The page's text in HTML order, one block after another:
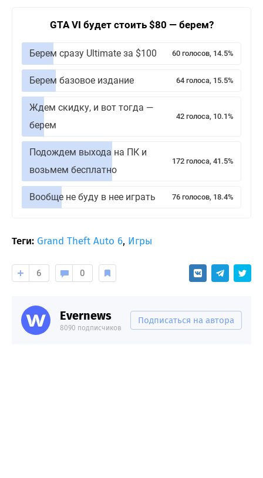
GTA VI будет стоить $80 — берем?
Берем сразу Ultimate за $100 60 голосов, 14.5%
Берем базовое издание 64 голоса, 15.5%
Ждем скидку, и вот тогда —
берем
42 голоса, 10.1%
Подождем выхода на ПК и
возьмем бесплатно
172 голоса, 41.5%
Вообще не буду в нее играть 76 голосов, 18.4%
Теги: Grand Theft Auto 6, Игры
6 0
Evernews
8090 подписчиков
Подписаться на автора